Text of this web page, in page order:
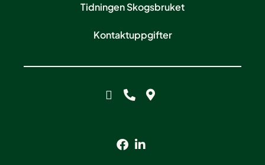
Tidningen Skogsbruket
Kontaktuppgifter